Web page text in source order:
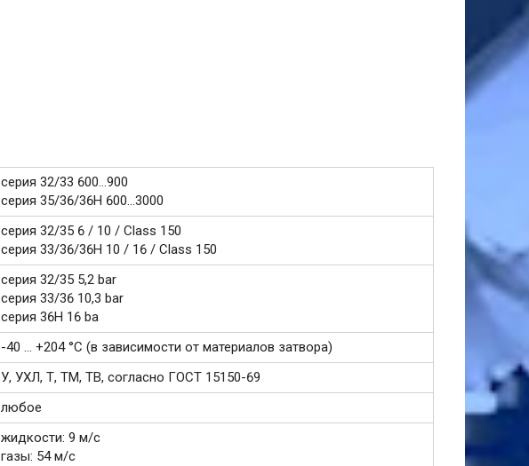
серия 32/33 600…900
серия 35/36/36H 600...3000
серия 32/35 6 / 10 / Class 150
серия 33/36/36H 10 / 16 / Class 150
серия 32/35 5,2 bar
серия 33/36 10,3 bar
серия 36H 16 ba
-40 ... +204 °C (в зависимости от материалов затвора)
У, УХЛ, Т, ТМ, ТВ, согласно ГОСТ 15150-69
любое
жидкости: 9 м/с
газы: 54 м/с